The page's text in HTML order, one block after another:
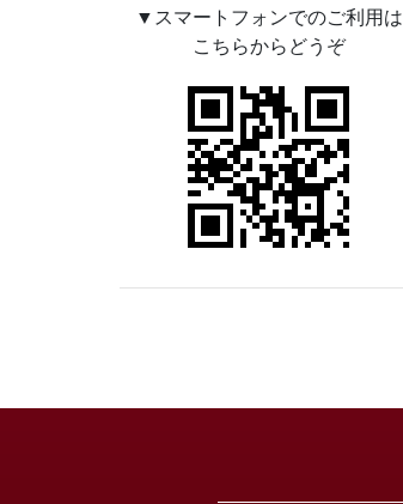
▼スマートフォンでのご利用は
こちらからどうぞ